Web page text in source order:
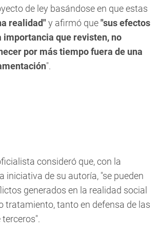
de ley basándose en que estas
realidad"y afirmó que"sus efectos
importancia que revisten, no
por más tiempo fuera de una
".
consideró que, con la
iniciativa de su autoría, "se pueden
generados en la realidad social
tratamiento, tanto en defensa de las